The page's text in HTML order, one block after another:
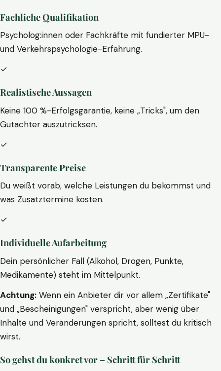
Fachliche Qualifikation
Psycholog:innen oder Fachkräfte mit fundierter MPU-
und Verkehrspsychologie-Erfahrung.
✓
Realistische Aussagen
Keine 100 %-Erfolgsgarantie, keine „Tricks", um den
Gutachter auszutricksen.
✓
Transparente Preise
Du weißt vorab, welche Leistungen du bekommst und
was Zusatztermine kosten.
✓
Individuelle Aufarbeitung
Dein persönlicher Fall (Alkohol, Drogen, Punkte,
Medikamente) steht im Mittelpunkt.
Achtung: Wenn ein Anbieter dir vor allem „Zertifikate"
und „Bescheinigungen" verspricht, aber wenig über
Inhalte und Veränderungen spricht, solltest du kritisch
wirst.
So gehst du konkret vor – Schritt für Schritt